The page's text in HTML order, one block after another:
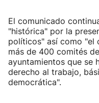
El comunicado
"histórica" por la
políticos" así como "el
más de 400 comités
ayuntamientos que se
derecho al trabajo,
democrática".